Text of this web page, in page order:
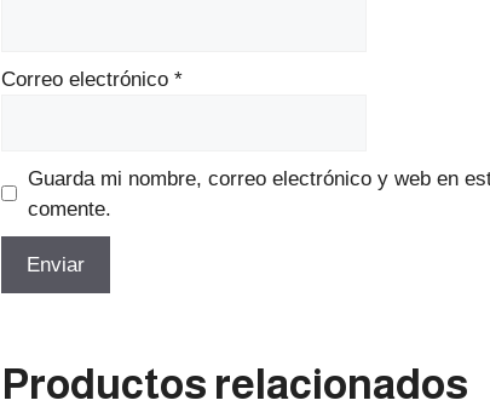
Correo electrónico *
Guarda mi nombre, correo electrónico y web en
comente.
Productos relacionados